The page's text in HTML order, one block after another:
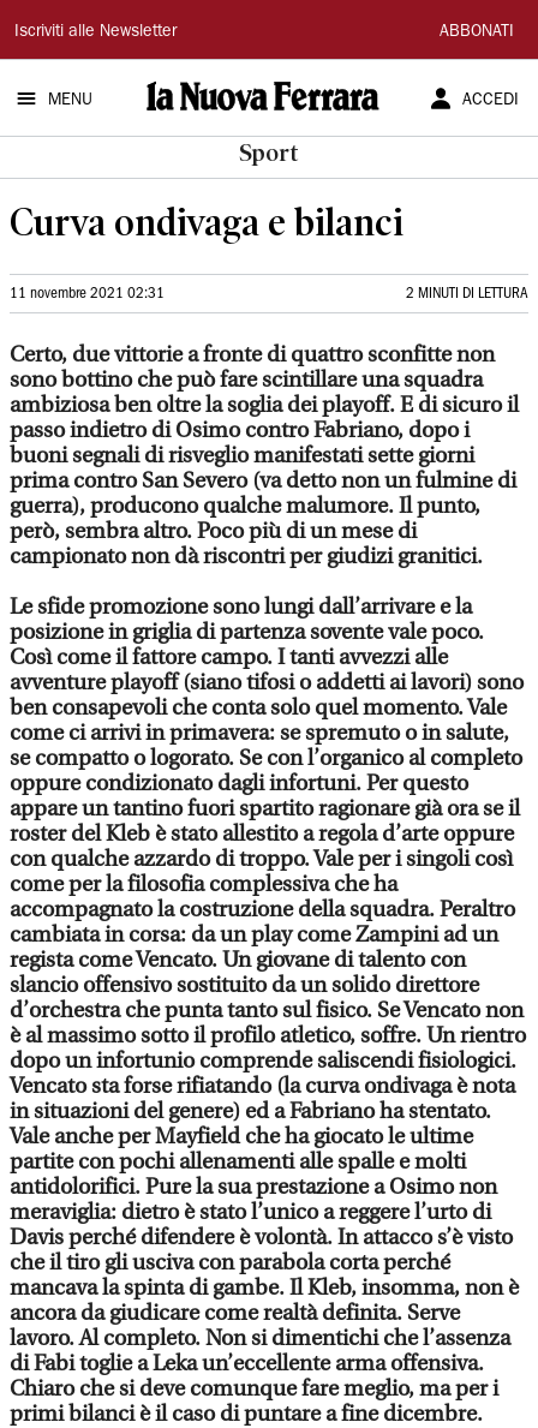
La
Nuova
Ferrara
Iscriviti alle Newsletter ABBONATI
MENU ACCEDI
Sport
Curva ondivaga e bilanci
11 novembre 2021 02:31 2 MINUTI DI LETTURA
Certo, due vittorie a fronte di quattro sconfitte non
sono bottino che può fare scintillare una squadra
ambiziosa ben oltre la soglia dei playoff. E di sicuro il
passo indietro di Osimo contro Fabriano, dopo i
buoni segnali di risveglio manifestati sette giorni
prima contro San Severo (va detto non un fulmine di
guerra), producono qualche malumore. Il punto,
però, sembra altro. Poco più di un mese di
campionato non dà riscontri per giudizi granitici.
Le sfide promozione sono lungi dall’arrivare e la
posizione in griglia di partenza sovente vale poco.
Così come il fattore campo. I tanti avvezzi alle
avventure playoff (siano tifosi o addetti ai lavori) sono
ben consapevoli che conta solo quel momento. Vale
come ci arrivi in primavera: se spremuto o in salute,
se compatto o logorato. Se con l’organico al completo
oppure condizionato dagli infortuni. Per questo
appare un tantino fuori spartito ragionare già ora se il
roster del Kleb è stato allestito a regola d’arte oppure
con qualche azzardo di troppo. Vale per i singoli così
come per la filosofia complessiva che ha
accompagnato la costruzione della squadra. Peraltro
cambiata in corsa: da un play come Zampini ad un
regista come Vencato. Un giovane di talento con
slancio offensivo sostituito da un solido direttore
d’orchestra che punta tanto sul fisico. Se Vencato non
è al massimo sotto il profilo atletico, soffre. Un rientro
dopo un infortunio comprende saliscendi fisiologici.
Vencato sta forse rifiatando (la curva ondivaga è nota
in situazioni del genere) ed a Fabriano ha stentato.
Vale anche per Mayfield che ha giocato le ultime
partite con pochi allenamenti alle spalle e molti
antidolorifici. Pure la sua prestazione a Osimo non
meraviglia: dietro è stato l’unico a reggere l’urto di
Davis perché difendere è volontà. In attacco s’è visto
che il tiro gli usciva con parabola corta perché
mancava la spinta di gambe. Il Kleb, insomma, non è
ancora da giudicare come realtà definita. Serve
lavoro. Al completo. Non si dimentichi che l’assenza
di Fabi toglie a Leka un’eccellente arma offensiva.
Chiaro che si deve comunque fare meglio, ma per i
primi bilanci è il caso di puntare a fine dicembre.